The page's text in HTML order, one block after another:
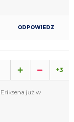
ODPOWIEDZ
+3
już w